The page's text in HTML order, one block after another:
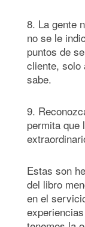
8. La gente
no se le
puntos de
cliente, solo
sabe.
9.
permita
Estas son
del libro
en el